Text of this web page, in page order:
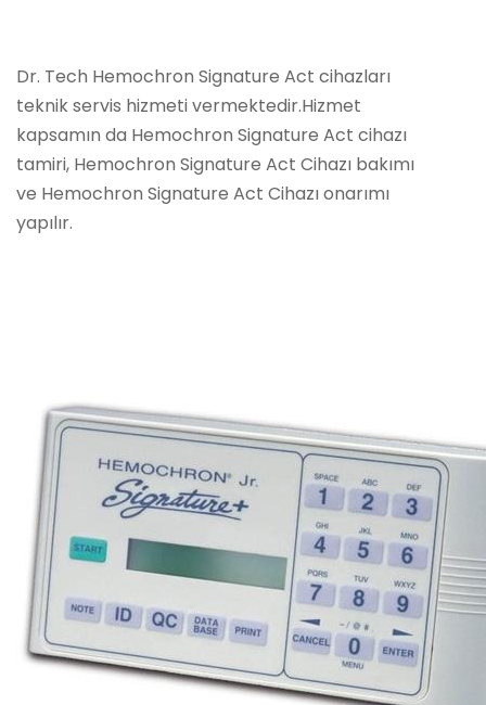
Dr. Tech Hemochron Signature Act cihazları
teknik servis hizmeti vermektedir.Hizmet
kapsamın da Hemochron Signature Act cihazı
tamiri, Hemochron Signature Act Cihazı bakımı
ve Hemochron Signature Act Cihazı onarımı
yapılır.